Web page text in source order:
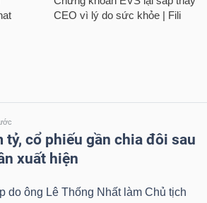
tỷ, cổ phiếu gần chia đôi sau
xuất hiện
do ông Lê Thống Nhất làm Chủ tịch